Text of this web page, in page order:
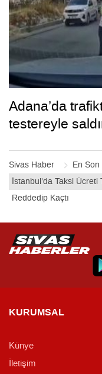
Sivas Haber
En
İstanbul’da Taksi Ücreti
Reddedip Kaçtı
Adana’da
testereyle
KURUMSAL
Künye
İletişim